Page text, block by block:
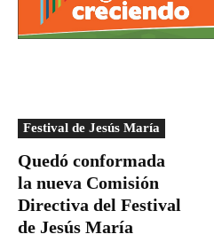
Festival de Jesús María
Quedó conformada
la nueva Comisión
Directiva del Festival
de Jesús María